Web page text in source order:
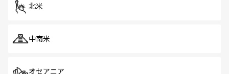
北米
中南米
オセアニア